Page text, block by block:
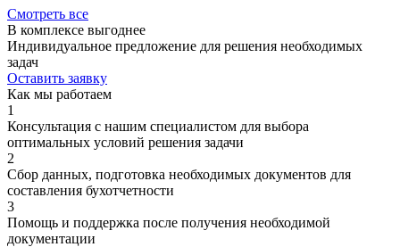
Смотреть все
В комплексе выгоднее
Индивидуальное предложение для решения необходимых
задач
Оставить заявку
Как мы работаем
1
Консультация с нашим специалистом для выбора
оптимальных условий решения задачи
2
Сбор данных, подготовка необходимых документов для
составления бухотчетности
3
Помощь и поддержка после получения необходимой
документации